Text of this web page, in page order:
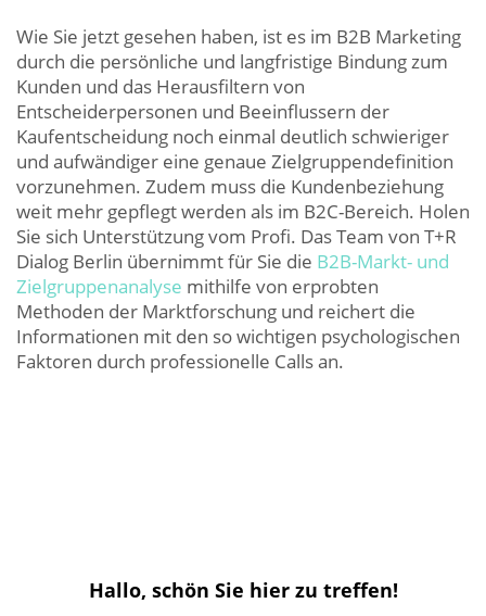
Wie Sie jetzt gesehen haben, ist es im B2B Marketing
durch die persönliche und langfristige Bindung zum
Kunden und das Herausfiltern von
Entscheiderpersonen und Beeinflussern der
Kaufentscheidung noch einmal deutlich schwieriger
und aufwändiger eine genaue Zielgruppendefinition
vorzunehmen. Zudem muss die Kundenbeziehung
weit mehr gepflegt werden als im B2C-Bereich. Holen
Sie sich Unterstützung vom Profi. Das Team von T+R
Dialog Berlin übernimmt für Sie die B2B-Markt- und
Zielgruppenanalyse mithilfe von erprobten
Methoden der Marktforschung und reichert die
Informationen mit den so wichtigen psychologischen
Faktoren durch professionelle Calls an.
Hallo, schön Sie hier zu treffen!